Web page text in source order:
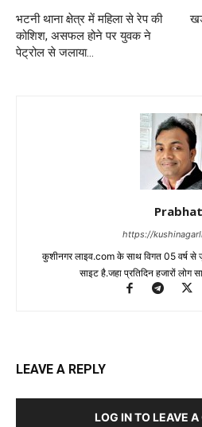
भटनी थाना क्षेत्र में महिला से रेप की
कोशिश, असफल होने पर युवक ने
पेट्रोल से जलाया…
Prabhat
https://
कुशीनगर लाइव.com के साथ विगत 05 वर्ष से
साइट है.जहा प्रतिदिन हजारों लोग
LEAVE A REPLY
LOG IN TO LEAVE